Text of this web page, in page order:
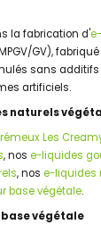
saveurs
notre
la fabrication d'
GV),
sans
artificiels.
naturels
Les
, nos e-liquides
, nos e-liquides
base végétale.
base végétale